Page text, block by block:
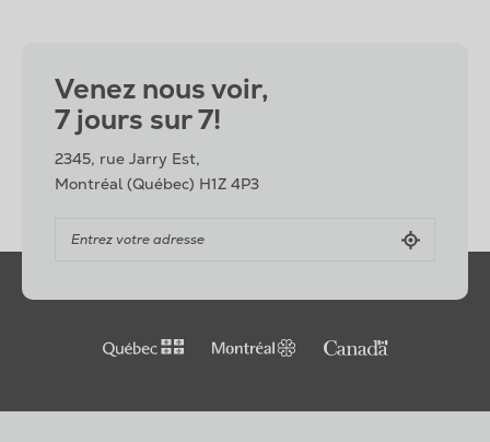
Venez nous voir,
7 jours sur 7!
2345, rue Jarry Est,
Montréal (Québec) H1Z 4P3